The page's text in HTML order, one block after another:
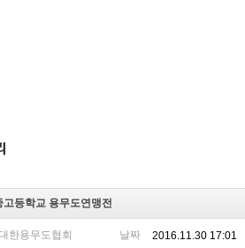
등학교 용무도연맹전
한용무도협회 날짜 2016.11.30 17:01